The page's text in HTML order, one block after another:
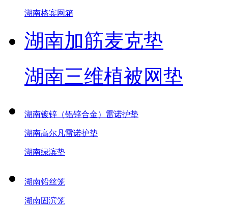
湖南格宾网箱
湖南加筋麦克垫
湖南三维植被网垫
湖南镀锌（铝锌合金）雷诺护垫
湖南高尔凡雷诺护垫
湖南绿滨垫
湖南铅丝笼
湖南固滨笼